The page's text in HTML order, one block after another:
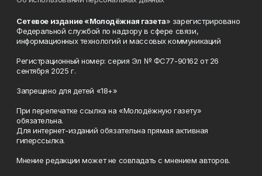
Сетевое издание «Молодёжная газета» зарегистрировано
Федеральной службой по надзору в сфере связи,
информационных технологий и массовых коммуникаций
Регистрационный номер: серия Эл № ФС77-90162 от 26
сентября 2025 г.
Запрещено для детей «18+»
При перепечатке ссылка на «Молодёжную газету»
обязательна.
Для интернет-изданий обязательна прямая активная
гиперссылка.
Мнение редакции может не совпадать с мнением авторов.